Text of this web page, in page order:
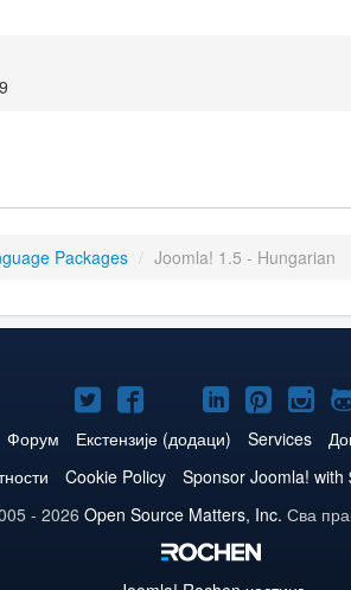
Packages / Joomla! 1.5 - Hungarian
Joomla!
нa
Twitteru
Joomla!
нa
Facebooku
Joomla!
нa
YouTube
Joomla!
нa
LinkedIn
Joomla!
нa нa
Форум Екстензије (додаци) Services
Cookie Policy Sponsor Joomla! with
- 2026 Open Source Matters, Inc. Сва